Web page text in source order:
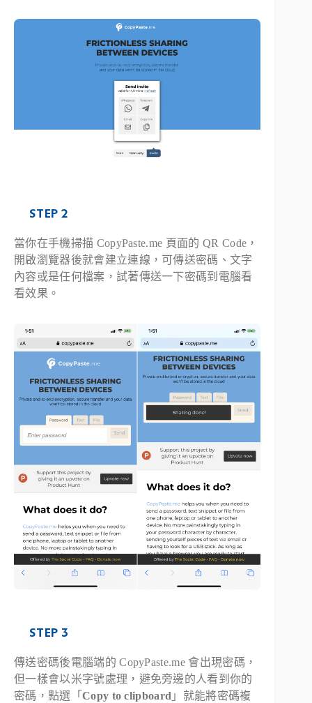
STEP 2
當你在手機掃描 CopyPaste.me 頁面的 QR Code，
開啟瀏覽器後就會建立連線，可傳送密碼、文字
內容或是任何檔案，試著傳送一下密碼到電腦看
看效果。
STEP 3
傳送密碼後電腦端的 CopyPaste.me 會出現密碼，
但一樣會以米字號處理，避免旁邊的人看到你的
密碼，點選「 Copy to clipboard 」就能將密碼複